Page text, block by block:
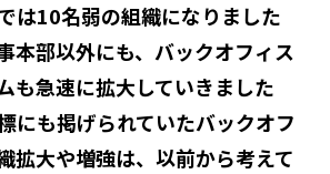
は10名弱の組織になりました
本部以外にも、バックオフィス
も急速に拡大していきました
にも掲げられていたバックオフ
拡大や増強は、以前から考えて